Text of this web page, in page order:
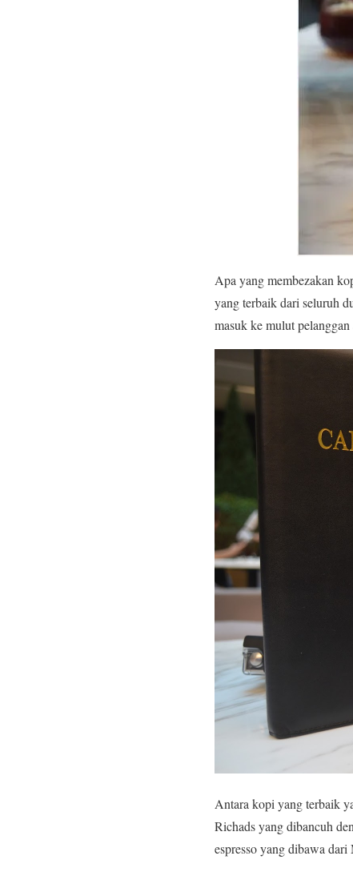
Apa yang membezakan
yang terbaik dari seluruh
masuk ke mulut
Antara kopi yang terbaik
Richads yang dibancuh
espresso yang dibawa dari